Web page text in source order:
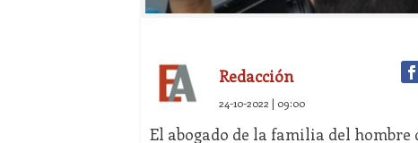
Redacción
24-10-2022 | 09:00
El abogado de la familia del hombre